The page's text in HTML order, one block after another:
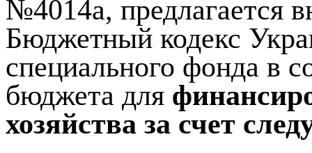
№4014а, предлагается
Бюджетный кодекс
специального фонда в
бюджета для
хозяйства за счет